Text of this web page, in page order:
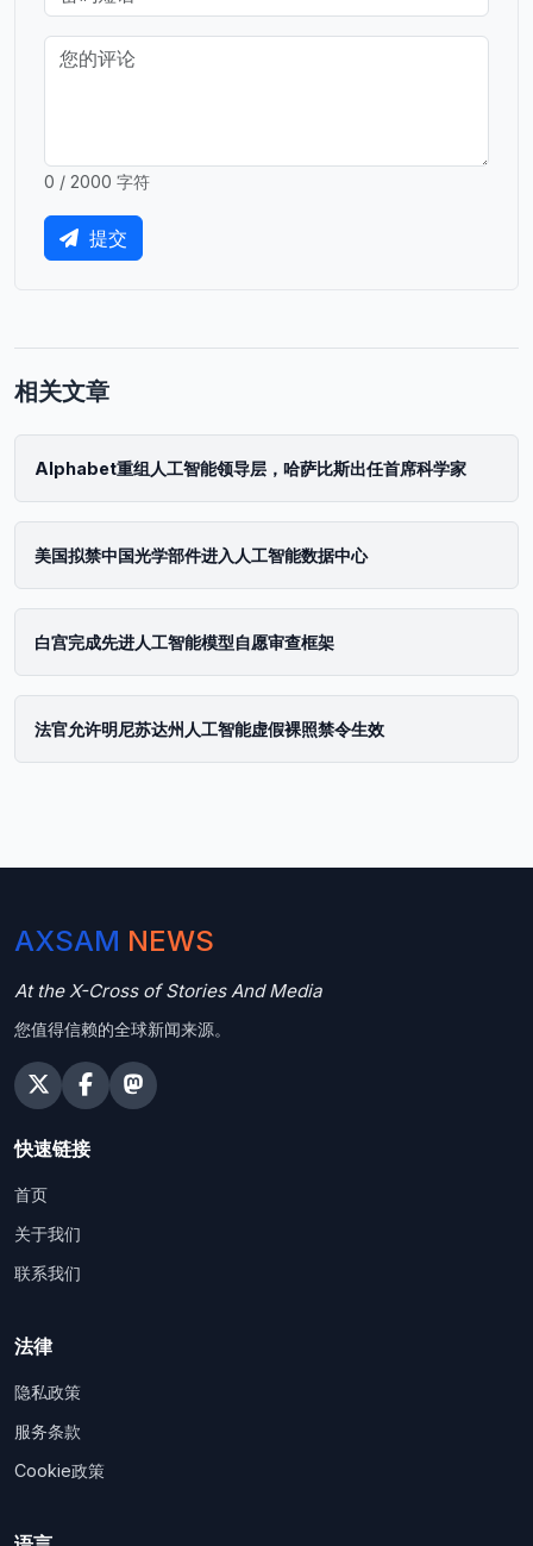
0 / 2000 字符
提交
相关文章
Alphabet重组人工智能领导层，哈萨比斯出任首席科学家
美国拟禁中国光学部件进入人工智能数据中心
白宫完成先进人工智能模型自愿审查框架
法官允许明尼苏达州人工智能虚假裸照禁令生效
AXSAM NEWS
At the X-Cross of Stories And Media
您值得信赖的全球新闻来源。
快速链接
首页
关于我们
联系我们
法律
隐私政策
服务条款
Cookie政策